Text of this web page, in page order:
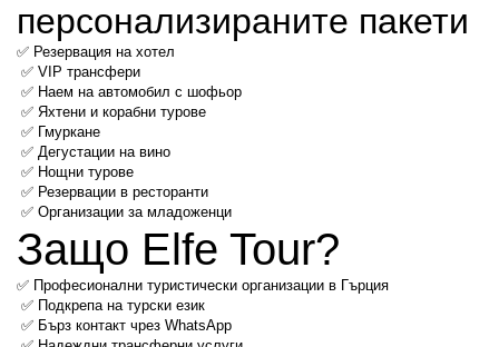
персонализираните пакети
✅ Резервация на хотел
✅ VIP трансфери
✅ Наем на автомобил с шофьор
✅ Яхтени и корабни турове
✅ Гмуркане
✅ Дегустации на вино
✅ Нощни турове
✅ Резервации в ресторанти
✅ Организации за младоженци
Защо Elfe Tour?
✅ Професионални туристически организации в Гърция
✅ Подкрепа на турски език
✅ Бърз контакт чрез WhatsApp